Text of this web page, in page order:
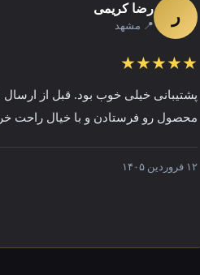
رضا کریمی
📍 مشهد
خیلی خوب بود. قبل از ارسال عکس
فرستادن و با خیال راحت خرید کردم.